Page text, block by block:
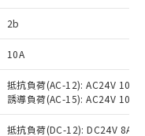
2b
10A
抵抗負荷(AC-12): AC24V 10A/
誘導負荷(AC-15): AC24V
抵抗負荷(DC-12): DC24V 8A/
10物質）の
可能な商品で
物質）の非含
る予定のある